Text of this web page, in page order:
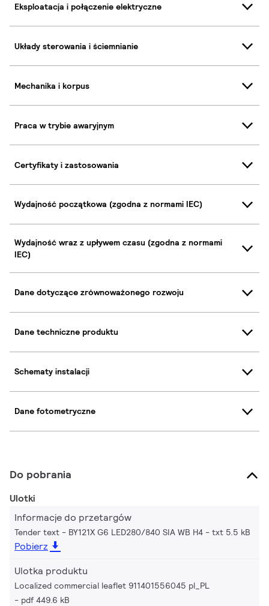
Eksploatacja i połączenie elektryczne
Układy sterowania i ściemnianie
Mechanika i korpus
Praca w trybie awaryjnym
Certyfikaty i zastosowania
Wydajność początkowa (zgodna z normami IEC)
Wydajność wraz z upływem czasu (zgodna z normami
IEC)
Dane dotyczące zrównoważonego rozwoju
Dane techniczne produktu
Schematy instalacji
Dane fotometryczne
Do pobrania
Ulotki
Informacje do przetargów
Tender text - BY121X G6 LED280/840 SIA WB H4 txt 5.5 kB
Pobierz
Ulotka produktu
Localized commercial leaflet 911401556045 pl_PL
pdf 449.6 kB